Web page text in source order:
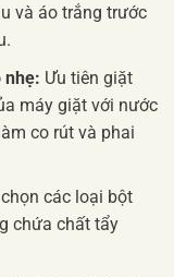
và áo trắng trước
nhẹ: Ưu tiên giặt
máy giặt với nước
co rút và phai
các loại bột
chứa chất tẩy